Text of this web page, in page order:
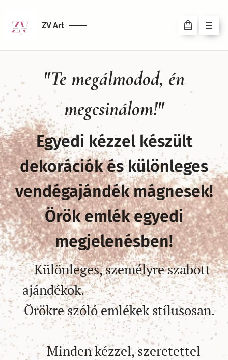
ZV Art
"Te megálmodod, én
megcsinálom!"
Egyedi kézzel készült
dekorációk és különleges
vendégajándék mágnesek!
Örök emlék egyedi
megjelenésben!
✔️Különleges, személyre szabott
ajándékok.
✔️Örökre szóló emlékek stílusosan.
✔️Minden kézzel, szeretettel